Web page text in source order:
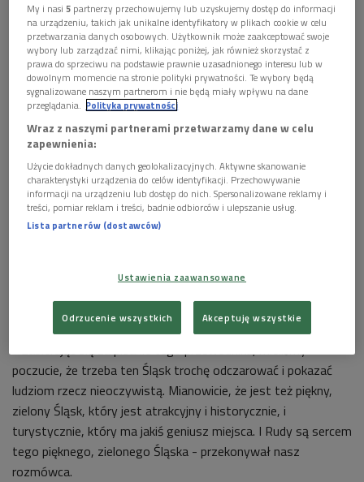
Przypomnimy historię cystersów na tym terenie, goszcząc w pocysterskim
zespole klasztorno-pałacowym Foto: Shutterstock/ArturHenryk
Na naszej antenie zagościła nowa wakacyjna
audycja - "Małe ojczyzny z wielką historią".
W sobotnie popołudnie zabraliśmy Państwa do Rud
Raciborskich.
Ta górnośląska wieś zaskakuje swoimi skarbami
przyrodniczymi, historią i cennymi zabytkami.
Naszym przewodnikiem po Rudach był m.in. jeden z
autorów książki "Rudy zaczarowane. Praktyczny przewodnik
na weekend i nie tylko" - Robert Siewiorek.
- Zabierając się za pisanie tego przewodnika, mieliśmy
poczucie, że trzeba ten Śląsk trochę odczarować i pokazać
ludziom rzecz nieoczywistą. Mianowicie, że jest też piękny,
zielony Śląsk, który jest atrakcyjny i historycznie, i
turystycznie, który ma jakiś geniusz miejsca. I Rudy są sercem
tego pięknego, zielonego Śląska - przekonywał nasz
rozmówca.
My i nasi5 partnerzy przechowujemy lub uzyskujemy dostęp do informacji
na urządzeniu, takich jak unikalne identyfikatory w plikach cookie w celu
przetwarzania danych osobowych. Użytkownik może zaakceptować swoje
wybory lub zarządzać nimi, klikając poniżej, jak również skorzystać z
prawa do sprzeciwu na podstawie prawnie uzasadnionego interesu lub w
dowolnym momencie na stronie polityki prywatności. Te wybory będą
sygnalizowane naszym partnerom i nie będą miały wpływu na dane
przeglądania. Polityka prywatności
Wraz z naszymi partnerami przetwarzamy dane w celu
zapewnienia:
Użycie dokładnych danych geolokalizacyjnych. Aktywne skanowanie
charakterystyki urządzenia do celów identyfikacji. Przechowywanie
informacji na urządzeniu lub dostęp do nich. Spersonalizowane reklamy i
treści, pomiar reklam i treści, badnie odbiorców i ulepszanie usług.
Lista partnerów (dostawców)
Ustawienia zaawansowane
Odrzucenie wszystkich Akceptuję wszystkie